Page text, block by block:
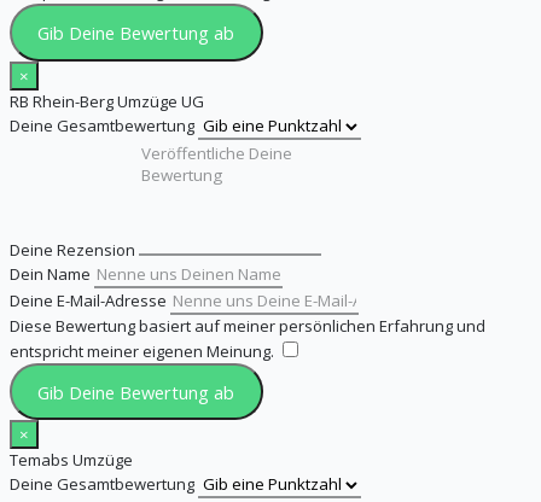
Gib Deine Bewertung ab
×
RB Rhein-Berg Umzüge UG
Deine Gesamtbewertung
Deine Rezension
Dein Name
Deine E-Mail-Adresse
Diese Bewertung basiert auf meiner persönlichen Erfahrung und
entspricht meiner eigenen Meinung.
Gib Deine Bewertung ab
×
Temabs Umzüge
Deine Gesamtbewertung